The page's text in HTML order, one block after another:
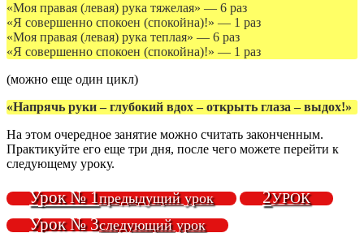
«Моя правая (левая) рука тяжелая» — 6 раз
«Я совершенно спокоен (спокойна)!» — 1 раз
«Моя правая (левая) рука теплая» — 6 раз
«Я совершенно спокоен (спокойна)!» — 1 раз
(можно еще один цикл)
«Напрячь руки – глубокий вдох – открыть глаза – выдох!»
На этом очередное занятие можно считать законченным.
Практикуйте его еще три дня, после чего можете перейти к
следующему уроку.
Урок № 1предыдущий урок 2УРОК
Урок № 3следующий урок